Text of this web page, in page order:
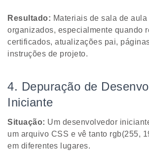
Resultado: Materiais de sala de
organizados, especialmente quando
certificados, atualizações pai,
instruções de projeto.
4. Depuração de
Iniciante
Situação: Um desenvolvedor
um arquivo CSS e vê tanto rgb(255,
em diferentes lugares.